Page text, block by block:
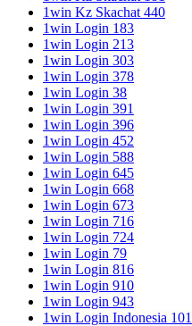
1win Kz Skachat 440
1win Login 183
1win Login 213
1win Login 303
1win Login 378
1win Login 38
1win Login 391
1win Login 396
1win Login 452
1win Login 588
1win Login 645
1win Login 668
1win Login 673
1win Login 716
1win Login 724
1win Login 79
1win Login 816
1win Login 910
1win Login 943
1win Login Indonesia 101